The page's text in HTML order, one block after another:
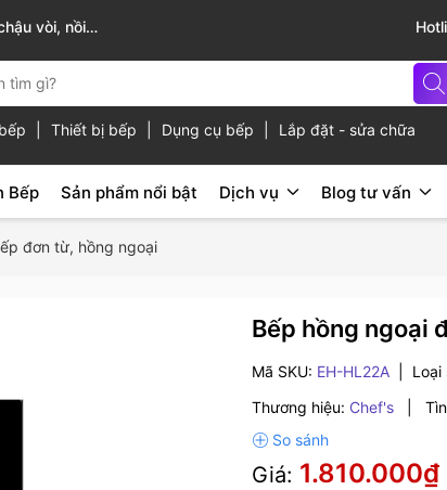
vòi, nồi
Sài Gòn Bếp chuyên thiết bị bếp, gia
Thiết bị bếp Dụng cụ bếp Lắp đặt - sửa chữa
Bếp Sản phẩm nổi bật Dịch vụ Blog tư vấn
đơn từ, hồng ngoại
Bếp hồng ngoại
Mã SKU: EH-HL22A| Loại
Thương hiệu: Chef's
Giá: 1.810.000₫